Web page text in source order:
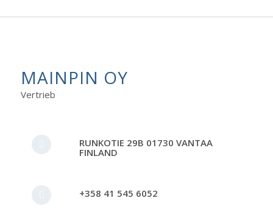
MAINPIN OY
Vertrieb
RUNKOTIE 29B 01730 VANTAA
FINLAND
+358 41 545 6052